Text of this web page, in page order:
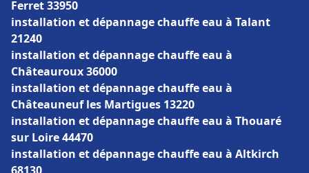
Ferret 33950
installation et dépannage chauffe eau à Talant
21240
installation et dépannage chauffe eau à
Châteauroux 36000
installation et dépannage chauffe eau à
Châteauneuf les Martigues 13220
installation et dépannage chauffe eau à Thouaré
sur Loire 44470
installation et dépannage chauffe eau à Altkirch